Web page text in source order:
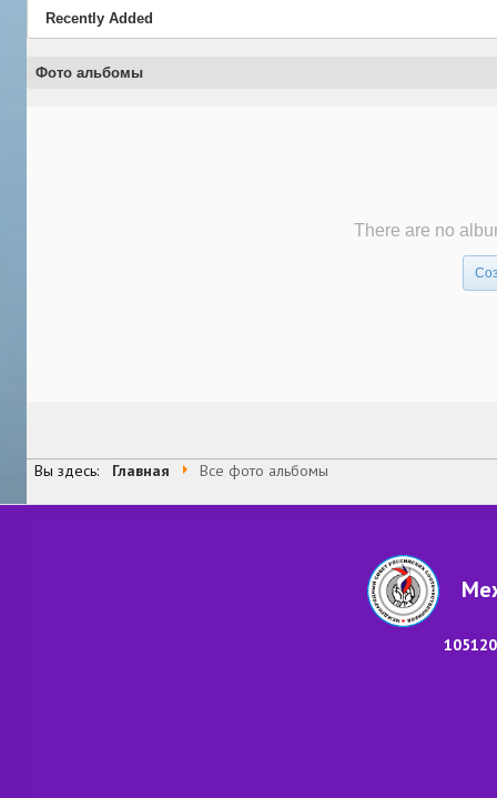
Recently Added
Фото альбомы
There are no
Вы здесь: Главная Все фото альбомы